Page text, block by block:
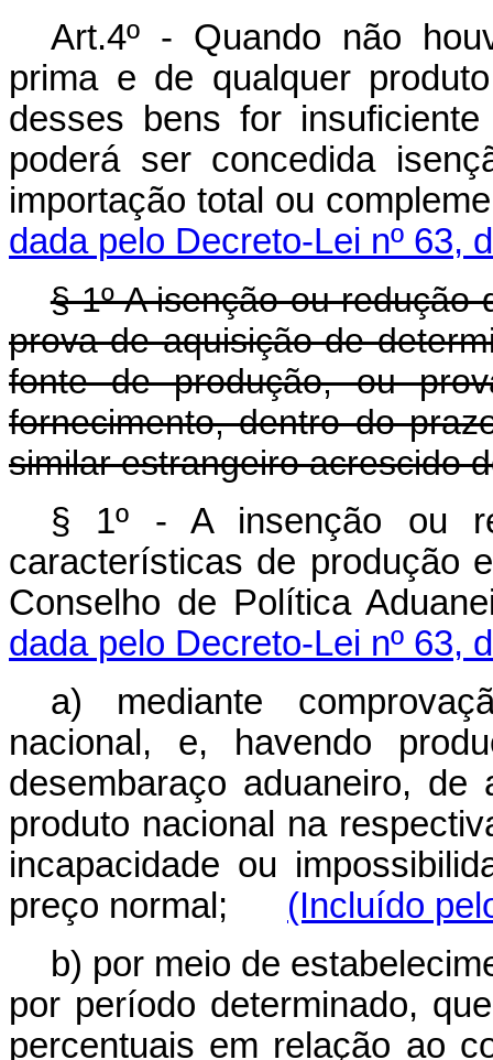
Art.4º - Quando não
prima e de qualquer
desses bens for
poderá ser concedida
importação total ou
dada pelo Decreto-Lei nº 63,
§ 1º A isenção ou
prova de aquisição de
fonte de produção, ou
fornecimento, dentro do
similar estrangeiro acrescido
§ 1º - A insenção ou
características de produção
Conselho de Política
dada pelo Decreto-Lei nº 63,
a) mediante
nacional, e, havendo
desembaraço aduaneiro,
produto nacional na
incapacidade ou
preço normal; (Incluído
b) por meio de
por período determinado,
percentuais em relação